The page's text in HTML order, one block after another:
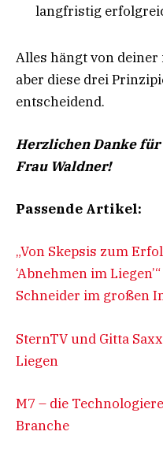
langfristig
Alles hängt von
aber diese drei
entscheidend.
Herzlichen Danke
Frau Waldner!
Passende Artikel:
„Von Skepsis zum
‘Abnehmen im
Schneider im großen
SternTV und Gitta
Liegen
M7 – die
Branche